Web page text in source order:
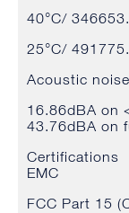
40°C/
25°C/
Acoustic noise
16.86dBA on
43.76dBA on
Certifications
EMC
FCC Part 15